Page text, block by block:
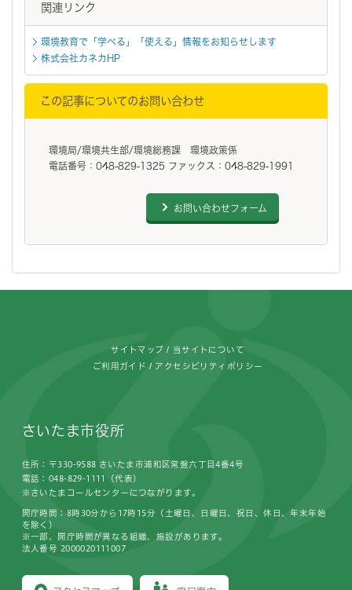
関連リンク
環境教育で「学べる」「使える」情報をお知らせします
株式会社カネカHP
この記事についてのお問い合わせ
環境局/環境共生部/環境総務課 環境政策係
電話番号：048-829-1325 ファックス：048-829-1991
お問い合わせフォーム
サイトマップ 当サイトについて
ご利用ガイド アクセシビリティポリシー
さいたま市役所
住所：〒330-9588 さいたま市浦和区常盤六丁目4番4号
電話：048-829-1111（代表）
※さいたまコールセンターにつながります。
開庁時間：8時30分から17時15分（土曜日、日曜日、祝日、休日、年末年始
を除く）
※一部、開庁時間が異なる組織、施設があります。
法人番号 2000020111007